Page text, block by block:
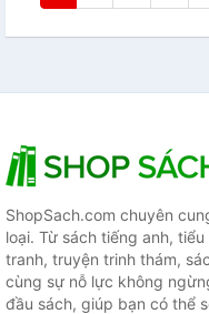
ShopSach.com chuyên
loại. Từ sách tiếng anh,
tranh, truyện trinh thám,
cùng sự nỗ lực không
đầu sách, giúp bạn có thể